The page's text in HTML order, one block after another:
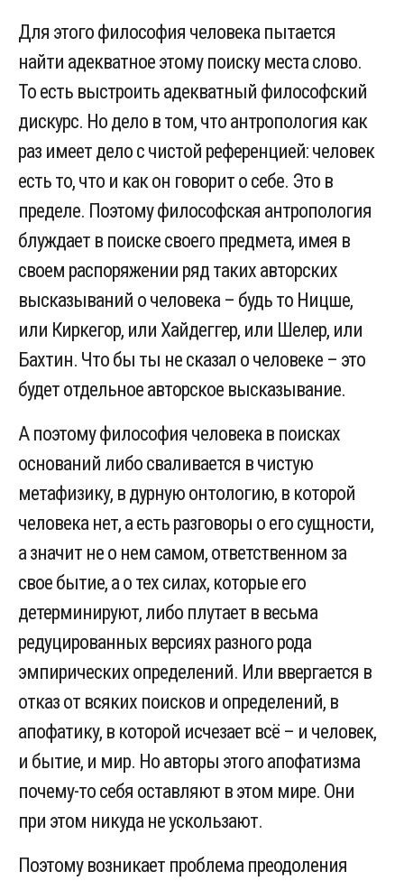
Для этого философия человека пытается
найти адекватное этому поиску места слово.
То есть выстроить адекватный философский
дискурс. Но дело в том, что антропология как
раз имеет дело с чистой референцией: человек
есть то, что и как он говорит о себе. Это в
пределе. Поэтому философская антропология
блуждает в поиске своего предмета, имея в
своем распоряжении ряд таких авторских
высказываний о человека – будь то Ницше,
или Киркегор, или Хайдеггер, или Шелер, или
Бахтин. Что бы ты не сказал о человеке – это
будет отдельное авторское высказывание.
А поэтому философия человека в поисках
оснований либо сваливается в чистую
метафизику, в дурную онтологию, в которой
человека нет, а есть разговоры о его сущности,
а значит не о нем самом, ответственном за
свое бытие, а о тех силах, которые его
детерминируют, либо плутает в весьма
редуцированных версиях разного рода
эмпирических определений. Или ввергается в
отказ от всяких поисков и определений, в
апофатику, в которой исчезает всё – и человек,
и бытие, и мир. Но авторы этого апофатизма
почему-то себя оставляют в этом мире. Они
при этом никуда не ускользают.
Поэтому возникает проблема преодоления